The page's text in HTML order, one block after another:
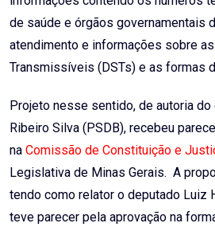
de saúde e órgãos governamentais
atendimento e informações sobre
Transmissíveis (DSTs) e as formas
Projeto nesse sentido, de autoria
Ribeiro Silva (PSDB), recebeu
na Comissão de Constituição e
Legislativa de Minas Gerais. A
tendo como relator o deputado Luiz
teve parecer pela aprovação na